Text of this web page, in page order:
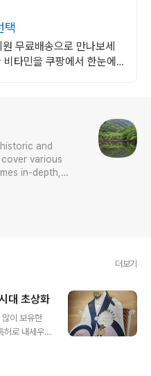
택
무료배송으로 만나보세
타민을 쿠팡에서 한눈에
and
various
in-depth,
sense or
더보기
대 초상화
이 보유한
허로 내세우
같거니와 그